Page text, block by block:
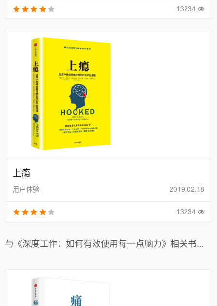
13234
上瘾
用户体验 2019.02.18
13234
与《深度工作：如何有效使用每一点脑力》相关书...